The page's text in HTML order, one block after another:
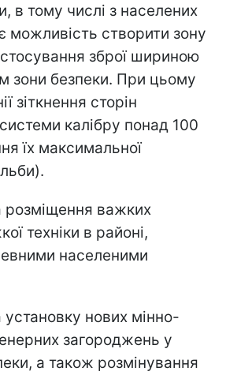
в тому числі з населених
можливість створити зону
зброї шириною
зони безпеки. При цьому
зіткнення сторін
калібру понад 100
їх максимальної
розміщення важких
техніки в районі,
населеними
нових мінно-
загороджень у
а також розмінування